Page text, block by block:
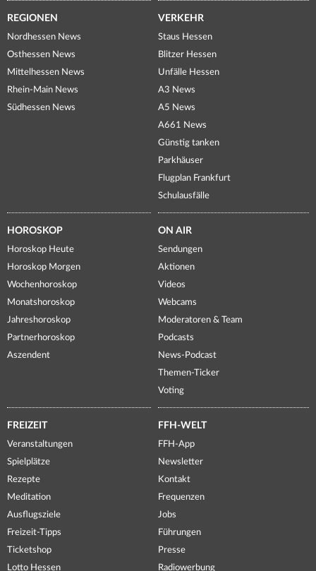
REGIONEN
Nordhessen News
Osthessen News
Mittelhessen News
Rhein-Main News
Südhessen News
VERKEHR
Staus Hessen
Blitzer Hessen
Unfälle Hessen
A3 News
A5 News
A661 News
Günstig tanken
Parkhäuser
Flugplan Frankfurt
Schulausfälle
HOROSKOP
Horoskop Heute
Horoskop Morgen
Wochenhoroskop
Monatshoroskop
Jahreshoroskop
Partnerhoroskop
Aszendent
ON AIR
Sendungen
Aktionen
Videos
Webcams
Moderatoren & Team
Podcasts
News-Podcast
Themen-Ticker
Voting
FREIZEIT
Veranstaltungen
Spielplätze
Rezepte
Meditation
Ausflugsziele
Freizeit-Tipps
Ticketshop
Lotto Hessen
FFH-WELT
FFH-App
Newsletter
Kontakt
Frequenzen
Jobs
Führungen
Presse
Radiowerbung